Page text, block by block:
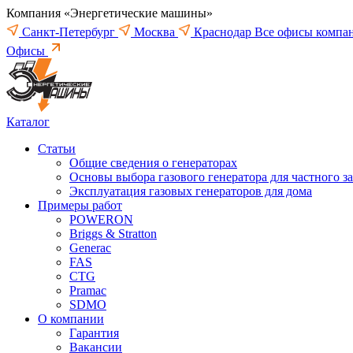
Компания «Энергетические машины»
Санкт-Петербург
Москва Краснодар Все офисы
Офисы
Каталог
Статьи
Общие сведения о генераторах
Основы выбора газового генератора для частного
Эксплуатация газовых генераторов для дома
Примеры работ
POWERON
Briggs & Stratton
Generac
FAS
CTG
Pramac
SDMO
О компании
Гарантия
Вакансии